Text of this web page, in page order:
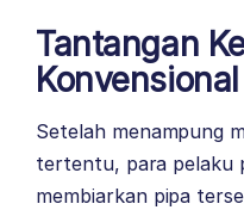
Tantangan
Konvensional
Setelah menampung
tertentu, para pelaku
membiarkan pipa